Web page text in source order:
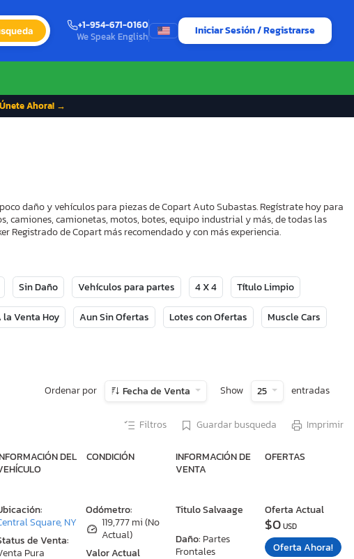
+1-954-671-0160
We Speak English
Iniciar Sesión / Registrarse
Ahora! →
daño y vehículos para piezas de Copart Auto Subastas. Regístrate hoy para
camiones, camionetas, motos, botes, equipo industrial y más, de todas las
Registrado de Copart más recomendado y con más experiencia.
Sin Daño Vehículos para partes 4 X 4 Título Limpio
la Venta Hoy Aun Sin Ofertas Lotes con Ofertas Muscle Cars
Ordenar por Fecha de Venta Show 25 entradas
Filtros Guardar busqueda Imprimir
DEL
CONDICIÓN
INFORMACIÓN DE
VENTA
OFERTAS
Odómetro:
119,777 mi (No
Actual)
Valor Actual
Titulo Salvaage
Daño: Partes
Frontales
Square, NY
de Venta:
Pura
Oferta Actual
$0USD
Oferta Ahora!